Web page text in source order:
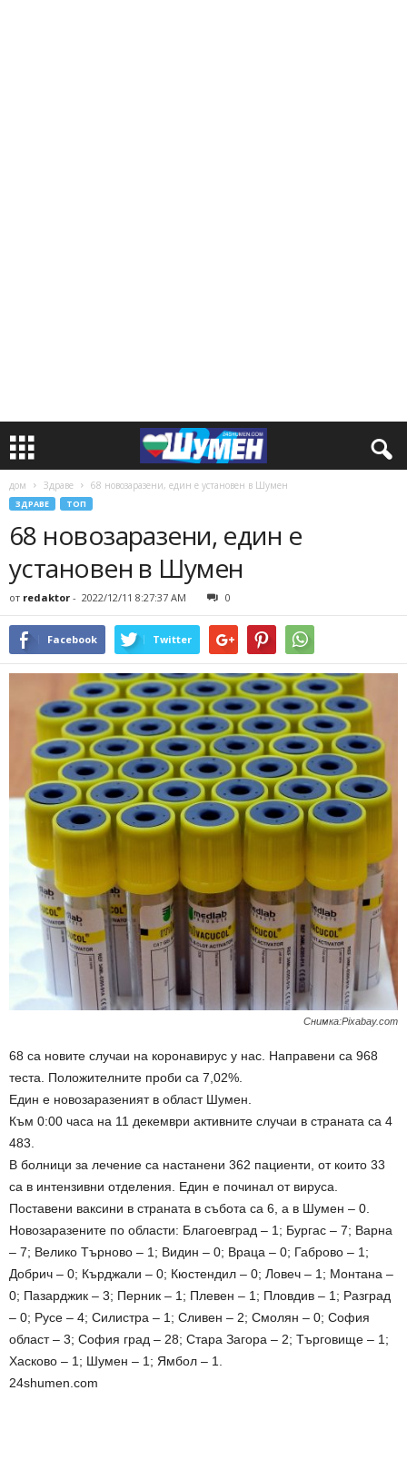
дом Здраве 68 новозаразени, един е установен в Шумен
ЗДРАВЕ ТОП
68 новозаразени, един е
установен в Шумен
от redaktor - 2022/12/11 8:27:37 AM 0
Facebook Twitter
Снимка:Pixabay.com
68 са новите случаи на коронавирус у нас. Направени са 968
теста. Положителните проби са 7,02%.
Един е новозаразеният в област Шумен.
Към 0:00 часа на 11 декември активните случаи в страната са 4
483.
В болници за лечение са настанени 362 пациенти, от които 33
са в интензивни отделения. Един е починал от вируса.
Поставени ваксини в страната в събота са 6, а в Шумен – 0.
Новозаразените по области: Благоевград – 1; Бургас – 7; Варна
– 7; Велико Търново – 1; Видин – 0; Враца – 0; Габрово – 1;
Добрич – 0; Кърджали – 0; Кюстендил – 0; Ловеч – 1; Монтана –
0; Пазарджик – 3; Перник – 1; Плевен – 1; Пловдив – 1; Разград
– 0; Русе – 4; Силистра – 1; Сливен – 2; Смолян – 0; София
област – 3; София град – 28; Стара Загора – 2; Търговище – 1;
Хасково – 1; Шумен – 1; Ямбол – 1.
24shumen.com